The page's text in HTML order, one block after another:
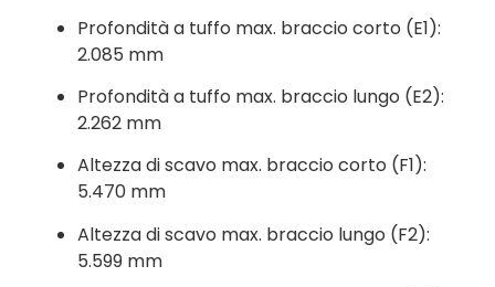
Profondità a tuffo max. braccio corto (E1):
2.085 mm
Profondità a tuffo max. braccio lungo (E2):
2.262 mm
Altezza di scavo max. braccio corto (F1):
5.470 mm
Altezza di scavo max. braccio lungo (F2):
5.599 mm